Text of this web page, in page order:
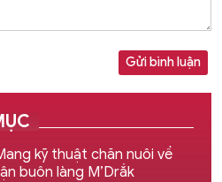
Gửi bình luận
kỹ thuật chăn nuôi về
buôn làng M’Drắk